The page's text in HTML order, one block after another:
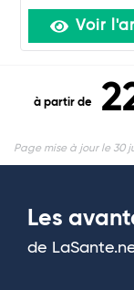
Voir
à partir de
Page mise à jour le 30
Les
de